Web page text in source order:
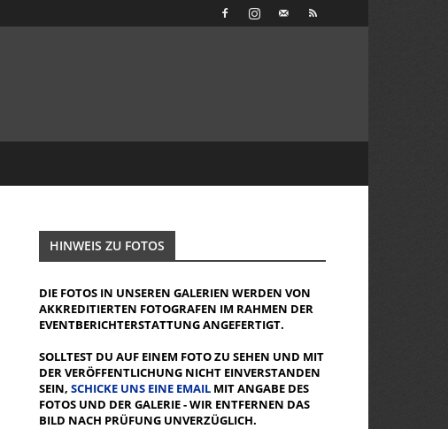
HINWEIS ZU FOTOS
DIE FOTOS IN UNSEREN GALERIEN WERDEN VON
AKKREDITIERTEN FOTOGRAFEN IM RAHMEN DER
EVENTBERICHTERSTATTUNG ANGEFERTIGT.
SOLLTEST DU AUF EINEM FOTO ZU SEHEN UND MIT
DER VERÖFFENTLICHUNG NICHT EINVERSTANDEN
SEIN, SCHICKE UNS EINE EMAIL MIT ANGABE DES
FOTOS UND DER GALERIE - WIR ENTFERNEN DAS
BILD NACH PRÜFUNG UNVERZÜGLICH.